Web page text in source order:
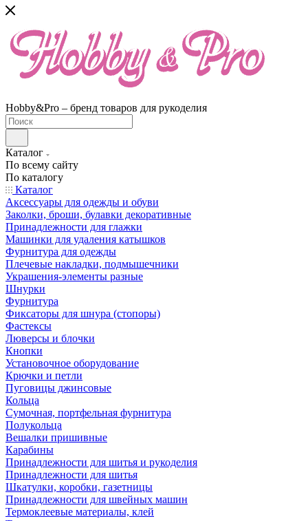
Hobby&Pro – бренд товаров для рукоделия
Каталог
По всему сайту
По каталогу
Каталог
Аксессуары для одежды и обуви
Заколки, броши, булавки декоративные
Принадлежности для глажки
Машинки для удаления катышков
Фурнитура для одежды
Плечевые накладки, подмышечники
Украшения-элементы разные
Шнурки
Фурнитура
Фиксаторы для шнура (стопоры)
Фастексы
Люверсы и блочки
Кнопки
Установочное оборудование
Крючки и петли
Пуговицы джинсовые
Кольца
Сумочная, портфельная фурнитура
Полукольца
Вешалки пришивные
Карабины
Принадлежности для шитья и рукоделия
Принадлежности для шитья
Шкатулки, коробки, газетницы
Принадлежности для швейных машин
Термоклеевые материалы, клей